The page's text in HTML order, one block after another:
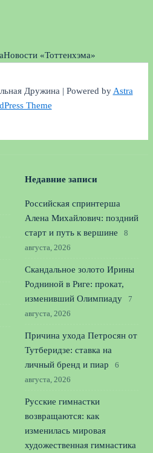
Новости «Тоттенхэма»
Дружина | Powered byAstra
Theme
Недавние записи
Российская спринтерша
Алена Михайлович: поздний
старт и путь к вершине
8
августа, 2026
Скандальное золото Ирины
Родниной в Риге: прокат,
изменивший Олимпиаду
7
августа, 2026
Причина ухода Петросян от
Тутберидзе: ставка на
личный бренд и пиар
6
августа, 2026
Русские гимнастки
возвращаются: как
изменилась мировая
художественная гимнастика